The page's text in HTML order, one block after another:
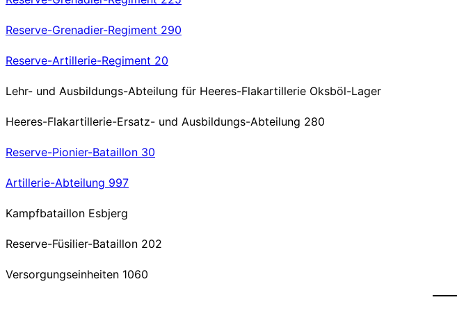
Reserve-Grenadier-Regiment 290
Reserve-Artillerie-Regiment 20
Lehr- und Ausbildungs-Abteilung für Heeres-Flakartillerie Oksböl-Lager
Heeres-Flakartillerie-Ersatz- und Ausbildungs-Abteilung 280
Reserve-Pionier-Bataillon 30
Artillerie-Abteilung 997
Kampfbataillon Esbjerg
Reserve-Füsilier-Bataillon 202
Versorgungseinheiten 1060